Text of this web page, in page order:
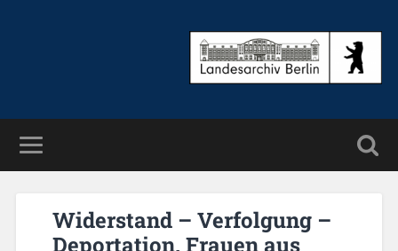
Wi­der­stand – Ver­fol­gung –
De­por­ta­ti­on. Frau­en aus